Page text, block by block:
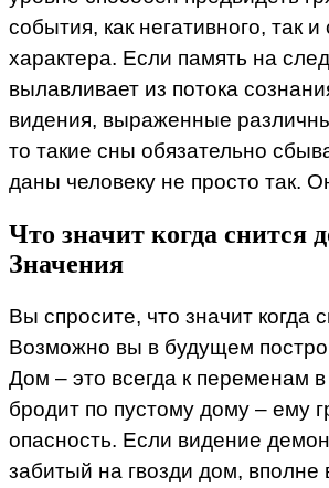
события, как негативного, так и
характера. Если память на
вылавливает из потока
видения, выраженные
то такие сны обязательно
даны человеку не просто так.
Что значит когда снится
Значения
Вы спросите, что значит когда
Возможно вы в будущем
Дом – это всегда к переменам
бродит по пустому дому – ему
опасность. Если видение
забитый на гвозди дом, вполне